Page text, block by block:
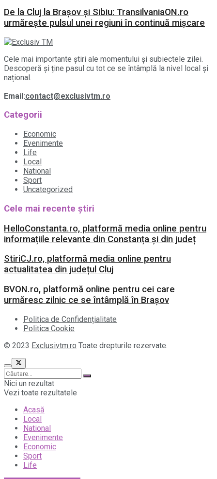
De la Cluj la Brașov și Sibiu: TransilvaniaON.ro
urmărește pulsul unei regiuni în continuă mișcare
Cele mai importante știri ale momentului și subiectele zilei.
Descoperă și ține pasul cu tot ce se întâmplă la nivel local și
național.
Email:contact@exclusivtm.ro
Categorii
Economic
Evenimente
Life
Local
National
Sport
Uncategorized
Cele mai recente știri
HelloConstanta.ro, platformă media online pentru
informațiile relevante din Constanța și din județ
StiriCJ.ro, platformă media online pentru
actualitatea din județul Cluj
BVON.ro, platformă online pentru cei care
urmăresc zilnic ce se întâmplă în Brașov
Politica de Confidențialitate
Politica Cookie
© 2023 Exclusivtm.ro Toate drepturile rezervate.
Nici un rezultat
Vezi toate rezultatele
Acasă
Local
National
Evenimente
Economic
Sport
Life